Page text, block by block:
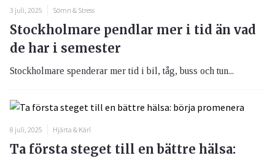
3 juli, 2025 Sömn & Stress
Stockholmare pendlar mer i tid än vad
de har i semester
Stockholmare spenderar mer tid i bil, tåg, buss och tun...
8 juli, 2025 Hjärta & Kärl
Ta första steget till en bättre hälsa: